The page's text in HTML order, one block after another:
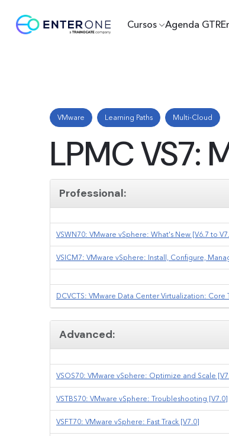
Cursos Agenda GTR
VMware Learning Paths Multi-Cloud
LPMC VS7:
Professional:
VSWN70: VMware vSphere: What's New [V6.7 to
VSICM7: VMware vSphere: Install, Configure,
DCVCTS: VMware Data Center Virtualization: Core
Advanced:
VSOS70: VMware vSphere: Optimize and Scale
VSTBS70: VMware vSphere: Troubleshooting [V7.0]
VSFT70: VMware vSphere: Fast Track [V7.0]